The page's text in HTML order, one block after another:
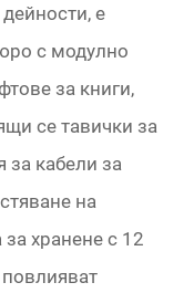
е
с модулно
за книги,
се тавички за
за кабели за
на
хранене с 12